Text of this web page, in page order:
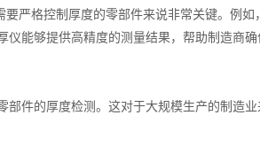
格控制厚度的零部件来说非常关键。例如
能够提供高精度的测量结果，帮助制造商
件的厚度检测。这对于大规模生产的制造业